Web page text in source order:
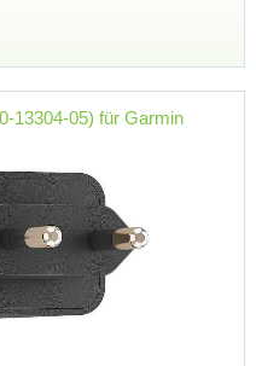
13304-05) für Garmin